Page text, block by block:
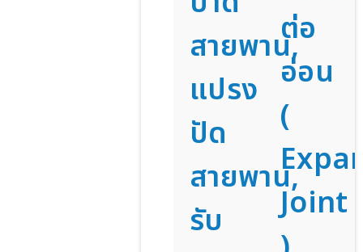
สายพาน,
แปรง
ปัด
สายพาน,
รับ
ต่อ
อ่อน
(
Joint